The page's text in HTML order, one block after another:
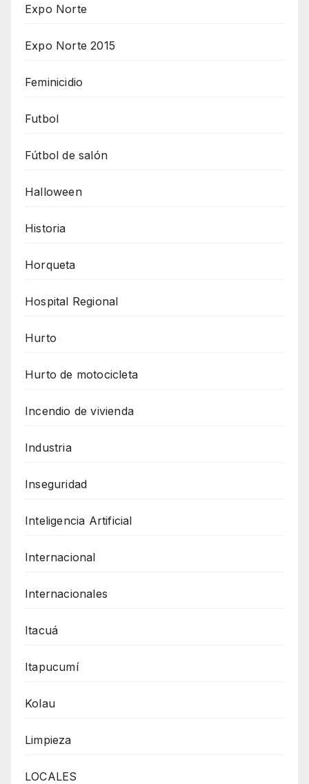
Expo Norte
Expo Norte 2015
Feminicidio
Futbol
Fútbol de salón
Halloween
Historia
Horqueta
Hospital Regional
Hurto
Hurto de motocicleta
Incendio de vivienda
Industria
Inseguridad
Inteligencia Artificial
Internacional
Internacionales
Itacuá
Itapucumí
Kolau
Limpieza
LOCALES